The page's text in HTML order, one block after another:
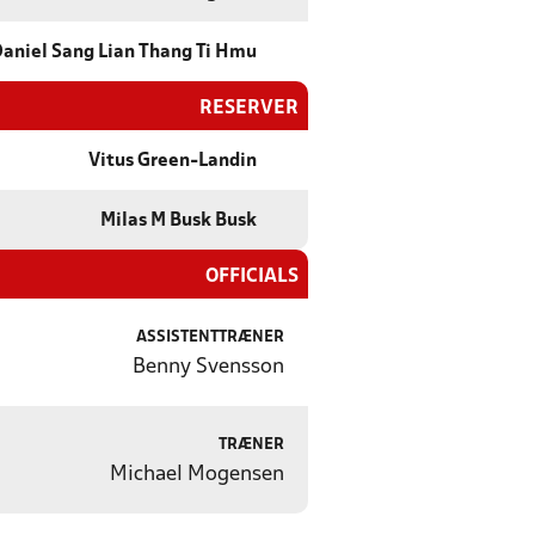
Sang Lian Thang Ti Hmu
RESERVER
Vitus Green-Landin
Milas M Busk Busk
OFFICIALS
ASSISTENTTRÆNER
Benny Svensson
TRÆNER
Michael Mogensen